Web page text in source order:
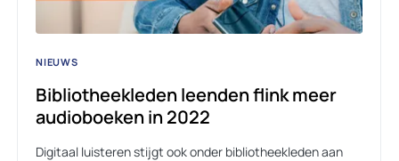
NIEUWS
Bibliotheekleden leenden flink meer
audioboeken in 2022
Digitaal luisteren stijgt ook onder bibliotheekleden aan